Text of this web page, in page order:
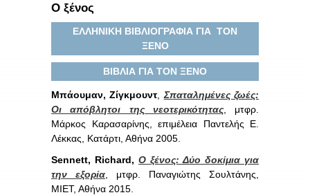
Ο ξένος
ΕΛΛΗΝΙΚΗ ΒΙΒΛΙΟΓΡΑΦΙΑ ΓΙΑ ΤΟΝ
ΞΕΝΟ
ΒΙΒΛΙΑ ΓΙΑ ΤΟΝ ΞΕΝΟ
Μπάουμαν, Ζίγκμουντ
Σπαταλημένες ζωές:
Οι απόβλητοι της νεοτερικότητας, μτφρ.
Μάρκος Καρασαρίνης, επιμέλεια Παντελής Ε.
Λέκκας, Κατάρτι, Αθήνα 2005.
Sennett, Richard, Ο ξένος: Δύο δοκίμια για
την εξορία , μτφρ. Παναγιώτης Σουλτάνης,
ΜΙΕΤ, Αθήνα 2015.